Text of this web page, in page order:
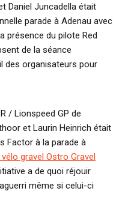
Daniel Juncadella était
parade à Adenau avec
présence du pilote Red
de la séance
des organisateurs pour
/ Lionspeed GP de
et Laurin Heinrich était
Factor à la parade à
gravel Ostro Gravel
a de quoi réjouir
même si celui-ci